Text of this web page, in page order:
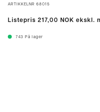
ARTIKKELNR 68015
Listepris 217,00 NOK ekskl.
743 På lager